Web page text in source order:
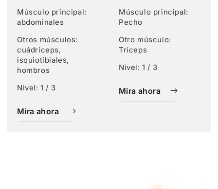
Músculo principal:
abdominales
Otros músculos:
cuádriceps,
isquiotibiales,
hombros
Nivel: 1 / 3
Mira ahora
Músculo principal:
Pecho
Otro músculo:
Tríceps
Nivel: 1 / 3
Mira ahora